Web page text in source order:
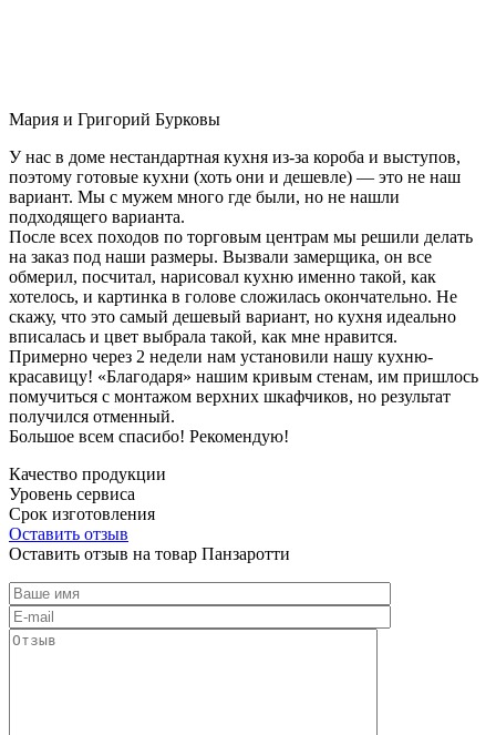
Мария и Григорий Бурковы
У нас в доме нестандартная кухня из-за короба и выступов,
поэтому готовые кухни (хоть они и дешевле) — это не наш
вариант. Мы с мужем много где были, но не нашли
подходящего варианта.
После всех походов по торговым центрам мы решили делать
на заказ под наши размеры. Вызвали замерщика, он все
обмерил, посчитал, нарисовал кухню именно такой, как
хотелось, и картинка в голове сложилась окончательно. Не
скажу, что это самый дешевый вариант, но кухня идеально
вписалась и цвет выбрала такой, как мне нравится.
Примерно через 2 недели нам установили нашу кухню-
красавицу! «Благодаря» нашим кривым стенам, им пришлось
помучиться с монтажом верхних шкафчиков, но результат
получился отменный.
Большое всем спасибо! Рекомендую!
Качество продукции
Уровень сервиса
Срок изготовления
Оставить отзыв
Оставить отзыв на товар Панзаротти